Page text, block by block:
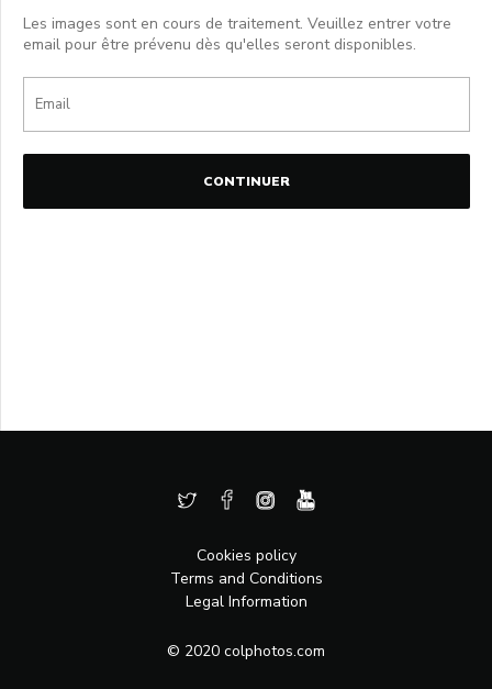
Les images sont en cours de traitement. Veuillez entrer votre
email pour être prévenu dès qu'elles seront disponibles.
CONTINUER
Cookies policy
Terms and Conditions
Legal Information
© 2020 colphotos.com